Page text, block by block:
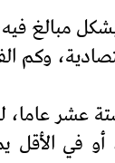
مبالغ
وكم
عشر عاما،
في الأقل